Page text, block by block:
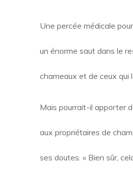
Une percée médicale
un énorme saut dans le
chameaux et de ceux qui
Mais pourrait-il apporter
aux propriétaires de
ses doutes. « Bien sûr,